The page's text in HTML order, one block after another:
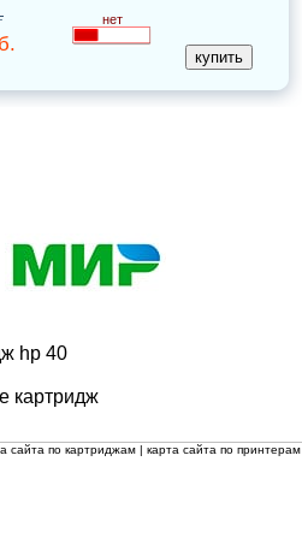
нет
hp 40
картридж
сайта по картриджам | карта сайта по принтерам